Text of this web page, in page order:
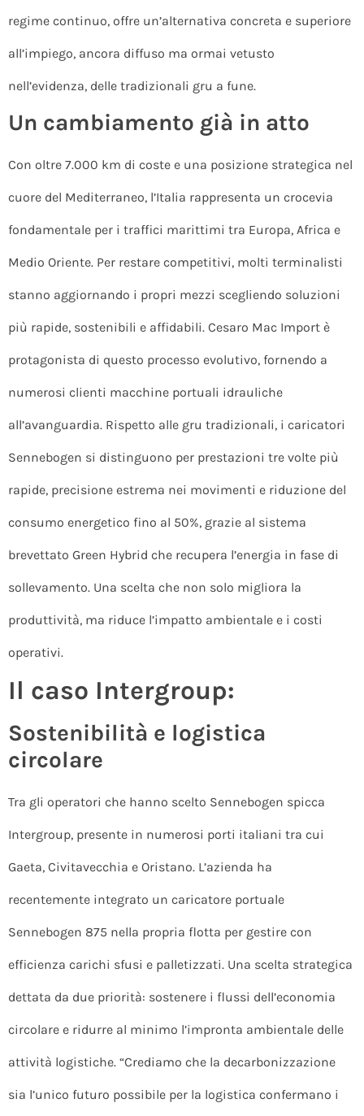
regime continuo, offre un’alternativa concreta e superiore
all’impiego, ancora diffuso ma ormai vetusto
nell’evidenza, delle tradizionali gru a fune.
Un cambiamento già in atto
Con oltre 7.000 km di coste e una posizione strategica nel
cuore del Mediterraneo, l’Italia rappresenta un crocevia
fondamentale per i traffici marittimi tra Europa, Africa e
Medio Oriente. Per restare competitivi, molti terminalisti
stanno aggiornando i propri mezzi scegliendo soluzioni
più rapide, sostenibili e affidabili. Cesaro Mac Import è
protagonista di questo processo evolutivo, fornendo a
numerosi clienti macchine portuali idrauliche
all’avanguardia. Rispetto alle gru tradizionali, i caricatori
Sennebogen si distinguono per prestazioni tre volte più
rapide, precisione estrema nei movimenti e riduzione del
consumo energetico fino al 50%, grazie al sistema
brevettato Green Hybrid che recupera l’energia in fase di
sollevamento. Una scelta che non solo migliora la
produttività, ma riduce l’impatto ambientale e i costi
operativi.
Il caso Intergroup:
Sostenibilità e logistica
circolare
Tra gli operatori che hanno scelto Sennebogen spicca
Intergroup, presente in numerosi porti italiani tra cui
Gaeta, Civitavecchia e Oristano. L’azienda ha
recentemente integrato un caricatore portuale
Sennebogen 875 nella propria flotta per gestire con
efficienza carichi sfusi e palletizzati. Una scelta strategica
dettata da due priorità: sostenere i flussi dell’economia
circolare e ridurre al minimo l’impronta ambientale delle
attività logistiche. “Crediamo che la decarbonizzazione
sia l’unico futuro possibile per la logistica confermano i